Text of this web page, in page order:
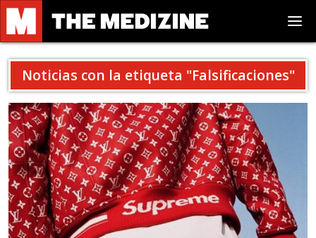
Noticias con la etiqueta "Falsificaciones"